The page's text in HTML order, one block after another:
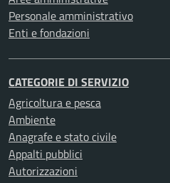
Personale amministrativo
Enti e fondazioni
CATEGORIE DI SERVIZIO
Agricoltura e pesca
Ambiente
Anagrafe e stato civile
Appalti pubblici
Autorizzazioni